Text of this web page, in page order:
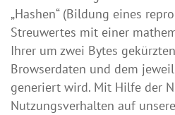
„Hashen“ (Bildung eines
Streuwertes mit einer
Ihrer um zwei Bytes
Browserdaten und dem
generiert wird. Mit Hilfe der
Nutzungsverhalten auf